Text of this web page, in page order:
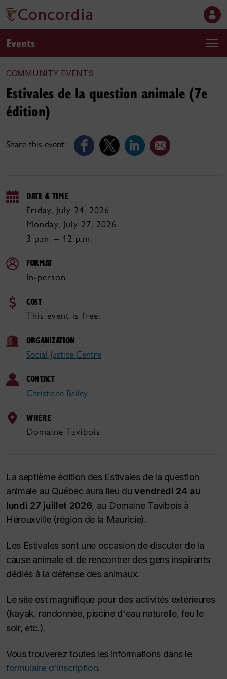
Events
COMMUNITY EVENTS
Share this event:
Estivales de la question animale (7e
édition)
DATE & TIME
Friday, July 24, 2026 –
Monday, July 27, 2026
3 p.m. – 12 p.m.
FORMAT
In-person
COST
This event is free.
ORGANIZATION
Social Justice Centre
CONTACT
Christiane Bailey
WHERE
Domaine Tavibois
La septième édition des Estivales de la question
animale au Québec aura lieu duvendredi 24 au
lundi 27 juillet 2026, au Domaine Tavibois à
Hérouxville (région de la Mauricie).
Les Estivales sont une occasion de discuter de la
cause animale et de rencontrer des gens inspirants
dédiés à la défense des animaux.
Le site est magnifique pour des activités extérieures
(kayak, randonnée, piscine d'eau naturelle, feu le
soir, etc.).
Vous trouverez toutes les informations dans le
formulaire d'inscription.